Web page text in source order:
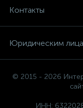
Контакты
Юридическим
© 2015 - 2026
ИНН: